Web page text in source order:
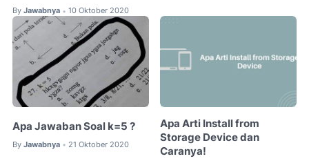
By Jawabnya • 10 Oktober 2020
Apa Jawaban Soal k=5 ?
By Jawabnya • 21 Oktober 2020
Apa Arti Install from
Storage Device dan
Caranya!